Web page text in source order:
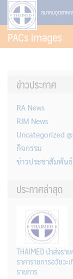
Skip
content
สมาคมอุตสาหก
PACs images
ข่าวประกาศ
RA News
RIM News
Uncategorized
กิจกรรม
ข่าวประชาสัมพันธ์
ประกาศล่าสุด
THAIMED นำส่งร
ราคารายการอวัยว
รายการ